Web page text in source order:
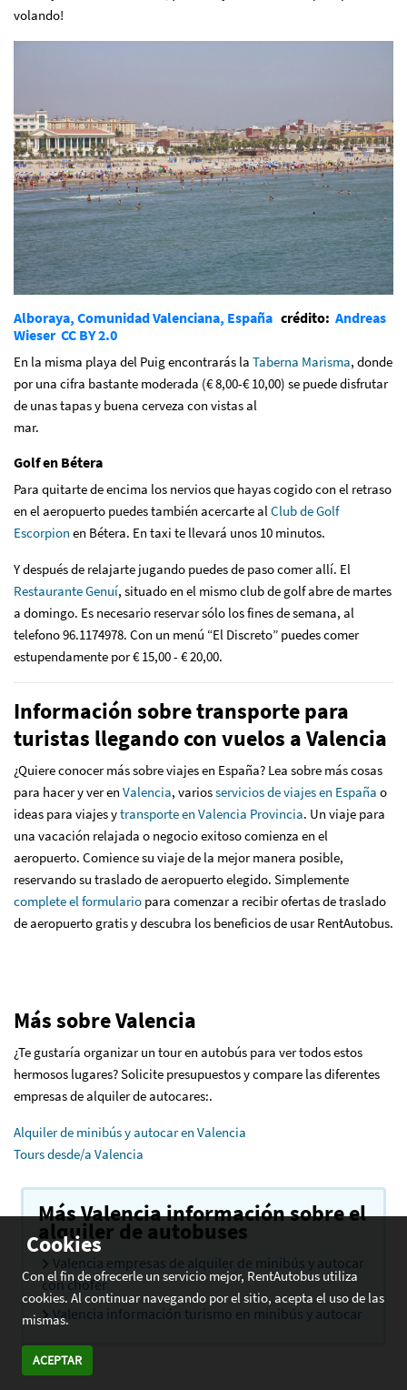
Cookies
Con el fin de ofrecerle un servicio mejor, RentAutobus utiliza
cookies. Al continuar navegando por el sitio, acepta el uso de las
mismas.
ACEPTAR
volando!
Alboraya, Comunidad Valenciana, España crédito: Andreas
Wieser CC BY 2.0
En la misma playa del Puig encontrarás la Taberna Marisma, donde
por una cifra bastante moderada (€ 8,00-€ 10,00) se puede disfrutar
de unas tapas y buena cerveza con vistas al
mar.
Golf en Bétera
Para quitarte de encima los nervios que hayas cogido con el retraso
en el aeropuerto puedes también acercarte alClub de Golf
Escorpion en Bétera. En taxi te llevará unos 10 minutos.
Y después de relajarte jugando puedes de paso comer allí. El
Restaurante Genuí, situado en el mismo club de golf abre de martes
a domingo. Es necesario reservar sólo los fines de semana, al
telefono 96.1174978. Con un menú “El Discreto” puedes comer
estupendamente por € 15,00 - € 20,00.
Información sobre transporte para
turistas llegando con vuelos a Valencia
¿Quiere conocer más sobre viajes en España? Lea sobre más cosas
para hacer y ver en Valencia, variosservicios de viajes en España o
ideas para viajes ytransporte en Valencia Provincia. Un viaje para
una vacación relajada o negocio exitoso comienza en el
aeropuerto. Comience su viaje de la mejor manera posible,
reservando su traslado de aeropuerto elegido. Simplemente
complete el formulario para comenzar a recibir ofertas de traslado
de aeropuerto gratis y descubra los beneficios de usar RentAutobus.
Más sobre Valencia
¿Te gustaría organizar un tour en autobús para ver todos estos
hermosos lugares? Solicite presupuestos y compare las diferentes
empresas de alquiler de autocares:.
Alquiler de minibús y autocar en Valencia
Tours desde/a Valencia
Más Valencia información sobre el
alquiler de autobuses
Valencia empresas de alquiler de minibús y autocar
con chófer
Valencia información turismo en minibús y autocar